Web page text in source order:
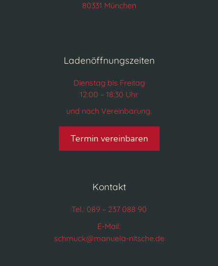
80331 München
Ladenöffnungszeiten
Dienstag bis Freitag
12:00 – 18:30 Uhr
und nach Vereinbarung.
Termin vereinbaren
Kontakt
Tel.: 089 – 237 088 90
E-Mail:
schmuck@manuela-nitsche.de